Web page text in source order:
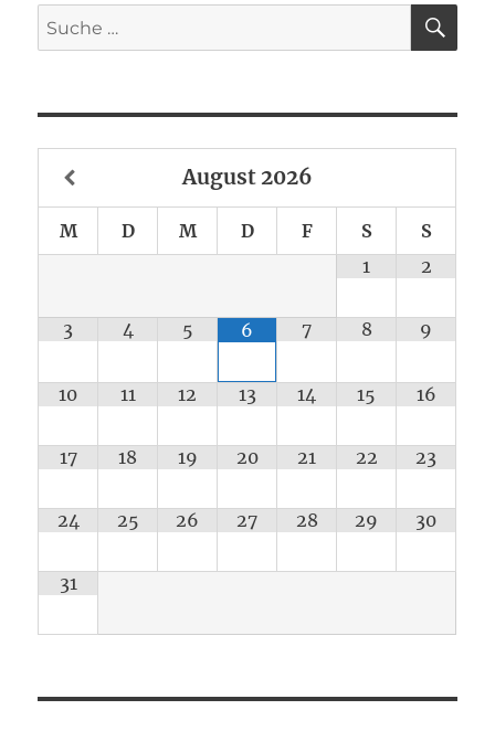
Suche
nach:
August 2026
M D M D F S
S
1
2
3 4 5 6 7 8 9
10 11 12 13 14 15 16
17 18 19 20 21 22 23
24 25 26 27 28 29 30
31